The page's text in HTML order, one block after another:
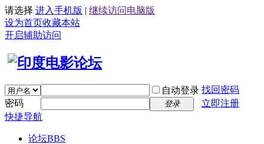
请选择 进入手机版 | 继续访问电脑版
设为首页收藏本站
开启辅助访问
自动登录 找回密码
密码
登录
立即注册
快捷导航
论坛BBS